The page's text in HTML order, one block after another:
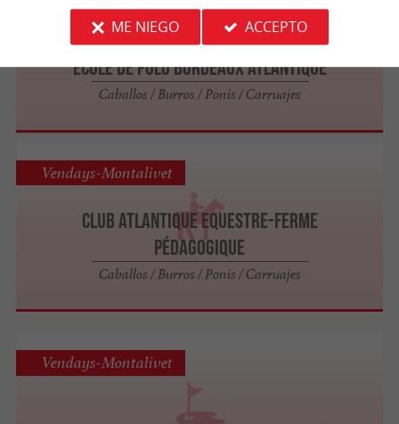
École de polo Bordeaux Atlantique
Caballos / Burros / Ponis / Carruajes
Club Atlantique Equestre-Ferme
pédagogique
Caballos / Burros / Ponis / Carruajes
Vendays-Montalivet
Vendays-Montalivet
ME NIEGO
ACCEPTO